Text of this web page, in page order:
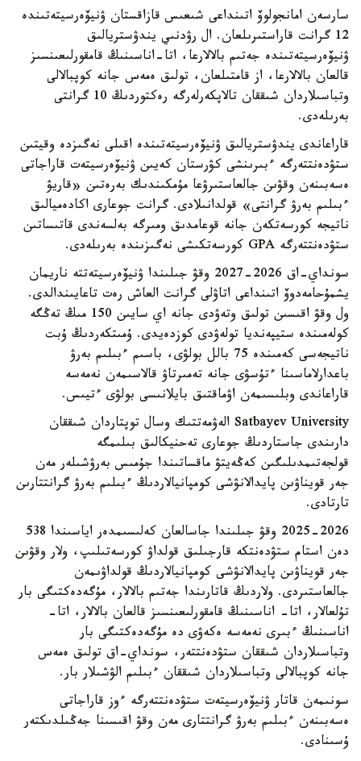
سارسەن امانجولوۆ اتىنداعى شىعىس قازاقستان ۋنيۆەرسيتەتىندە
12 گرانت قاراستىرىلعان. ال رۋدنىي يندۋستريالىق
ۋنيۆەرسيتەتىندە جەتىم بالالارعا، اتا-اناسىنىڭ قامقورلىعىنسىز
قالعان بالالارعا، از قامتىلعان، تولىق ەمەس جانە كوپبالالى
وتباسىلاردان شىققان تالاپكەرلەرگە رەكتوردىڭ 10 گرانتى
بەرىلەدى.
قاراعاندى يندۋستريالىق ۋنيۆەرسيتەتىندە اقىلى نەگىزدە وقيتىن
ستۋدەنتتەرگە ءبىرىنشى كۋرستان كەيىن ۋنيۆەرسيتەت قاراجاتى
ەسەبىنەن وقۋىن جالعاستىرۋعا مۇمكىندىك بەرەتىن «قاريۋ
ءبىلىم بەرۋ گرانتى» قولدانىلادى. گرانت جوعارى اكادەميالىق
ناتيجە كورسەتكەن جانە قوعامدىق ومىرگە بەلسەندى قاتىساتىن
ستۋدەنتتەرگە GPA كورسەتكىشى نەگىزىندە بەرىلەدى.
سونداي-اق 2026-2027 وقۋ جىلىندا ۋنيۆەرسيتەتتە ناريمان
يشمۇحامەدوۆ اتىنداعى اتاۋلى گرانت العاش رەت تاعايىندالدى.
ول وقۋ اقىسىن تولىق وتەۋدى جانە اي سايىن 150 مىڭ تەڭگە
كولەمىندە ستيپەنديا تولەۋدى كوزدەيدى. ۇمىتكەردىڭ ۇبت
ناتيجەسى كەمىندە 75 بالل بولۋى، باسىم ءبىلىم بەرۋ
باعدارلاماسىنا ءتۇسۋى جانە تەمىرتاۋ قالاسىمەن نەمەسە
قاراعاندى وبلىسىمەن اۋماقتىق بايلانىسى بولۋى ءتيىس.
Satbayev University الەۋمەتتىك وسال توپتاردان شىققان
دارىندى جاستاردىڭ جوعارى تەحنيكالىق بىلىمگە
قولجەتىمدىلىگىن كەڭەيتۋ ماقساتىندا جۇمىس بەرۋشىلەر مەن
جەر قويناۋىن پايدالانۋشى كومپانيالاردىڭ ءبىلىم بەرۋ گرانتتارىن
تارتادى.
2025-2026 وقۋ جىلىندا جاسالعان كەلىسىمدەر اياسىندا 538
دەن استام ستۋدەنتكە قارجىلىق قولداۋ كورسەتىلىپ، ولار وقۋىن
جەر قويناۋىن پايدالانۋشى كومپانيالاردىڭ قولداۋىمەن
جالعاستىردى. ولاردىڭ قاتارىندا جەتىم بالالار، مۇگەدەكتىگى بار
تۇلعالار، اتا- اناسىنىڭ قامقورلىعىنسىز قالعان بالالار، اتا-
اناسىنىڭ ءبىرى نەمەسە ەكەۋى دە مۇگەدەكتىگى بار
وتباسىلاردان شىققان ستۋدەنتتەر، سونداي-اق تولىق ەمەس
جانە كوپبالالى وتباسىلاردان شىققان ءبىلىم الۋشىلار بار.
سونىمەن قاتار ۋنيۆەرسيتەت ستۋدەنتتەرگە ءوز قاراجاتى
ەسەبىنەن ءبىلىم بەرۋ گرانتتارى مەن وقۋ اقىسىنا جەڭىلدىكتەر
ۇسىنادى.